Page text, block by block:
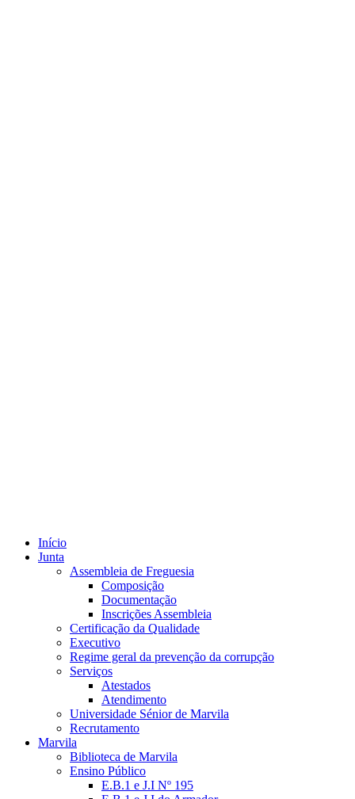
Início
Junta
Assembleia de Freguesia
Composição
Documentação
Inscrições Assembleia
Certificação da Qualidade
Executivo
Regime geral da prevenção da corrupção
Serviços
Atestados
Atendimento
Universidade Sénior de Marvila
Recrutamento
Marvila
Biblioteca de Marvila
Ensino Público
E.B.1 e J.I Nº 195